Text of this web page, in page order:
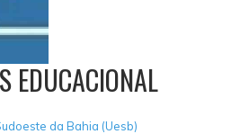
EDUCACIONAL
da Bahia (Uesb)